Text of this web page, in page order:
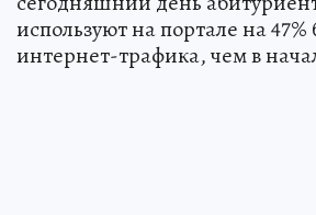
используют на портале на
интернет-трафика, чем в